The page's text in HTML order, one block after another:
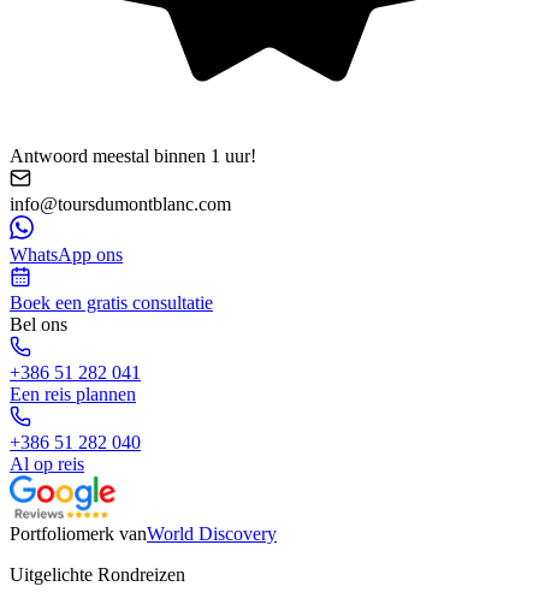
Antwoord meestal binnen 1 uur!
info@toursdumontblanc.com
WhatsApp ons
Boek een gratis consultatie
Bel ons
+386 51 282 041
Een reis plannen
+386 51 282 040
Al op reis
Portfoliomerk vanWorld Discovery
Uitgelichte Rondreizen